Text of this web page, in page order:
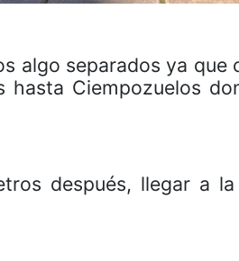
algo separados ya que
hasta Ciempozuelos
después, llegar a